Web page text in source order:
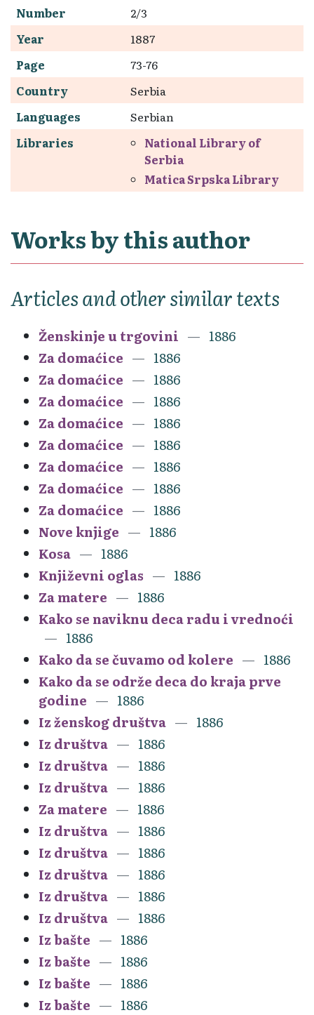
Number
2/3
Year
1887
Page
73-76
Country
Serbia
Languages
Serbian
Libraries
National Library of
Serbia
Matica Srpska Library
Works by this author
Articles and other similar texts
Ženskinje u trgovini
1886
Za domaćice
1886
Za domaćice
1886
Za domaćice
1886
Za domaćice
1886
Za domaćice
1886
Za domaćice
1886
Za domaćice
1886
Za domaćice
1886
Nove knjige
1886
Kosa
1886
Književni oglas
1886
Za matere
1886
Kako se naviknu deca radu i vrednoći
1886
Kako da se čuvamo od kolere
1886
Kako da se održe deca do kraja prve
godine
1886
Iz ženskog društva
1886
Iz društva
1886
Iz društva
1886
Iz društva
1886
Za matere
1886
Iz društva
1886
Iz društva
1886
Iz društva
1886
Iz društva
1886
Iz društva
1886
Iz bašte
1886
Iz bašte
1886
Iz bašte
1886
Iz bašte
1886